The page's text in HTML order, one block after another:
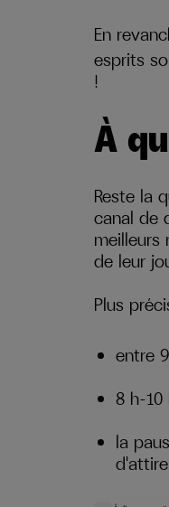
En
esprits
!
À
Reste la
canal de
meilleurs
de leur
Plus
entre
8 h-10
la